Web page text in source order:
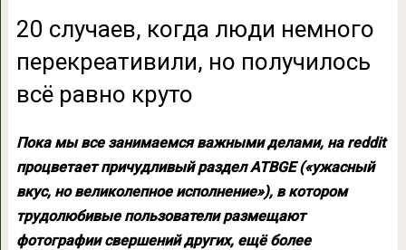
20 случаев, когда люди немного
перекреативили, но получилось
всё равно круто
Пока мы все занимаемся важными делами, на reddit
процветает причудливый раздел ATBGE («ужасный
вкус, но великолепное исполнение»), в котором
трудолюбивые пользователи размещают
фотографии свершений других, ещё более